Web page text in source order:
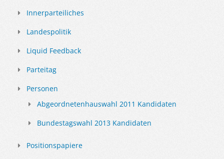
Innerparteiliches
Landespolitik
Liquid Feedback
Parteitag
Personen
Abgeordnetenhauswahl 2011 Kandidaten
Bundestagswahl 2013 Kandidaten
Positionspapiere